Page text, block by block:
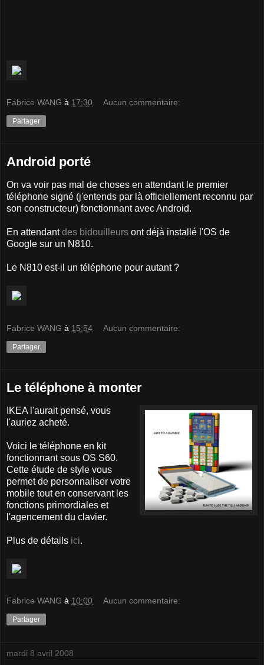
Fabrice WANG à 17:30 Aucun commentaire:
Partager
Android porté
On va voir pas mal de choses en attendant le premier
téléphone signé (j'entends par là officiellement reconnu par
son constructeur) fonctionnant avec Android.
En attendantdes bidouilleurs ont déjà installé l'OS de
Google sur un N810.
Le N810 est-il un téléphone pour autant ?
Fabrice WANG à 15:54 Aucun commentaire:
Partager
Le téléphone à monter
IKEA l'aurait pensé, vous
l'auriez acheté.
Voici le téléphone en kit
fonctionnant sous OS S60.
Cette étude de style vous
permet de personnaliser votre
mobile tout en conservant les
fonctions primordiales et
l'agencement du clavier.
Plus de détails ici.
Fabrice WANG à 10:00 Aucun commentaire:
Partager
mardi 8 avril 2008